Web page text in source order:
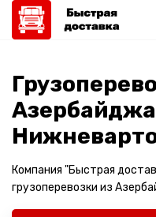
Компания "Быстрая
грузоперевозки из